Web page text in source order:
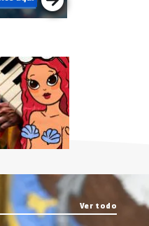
Ver todo